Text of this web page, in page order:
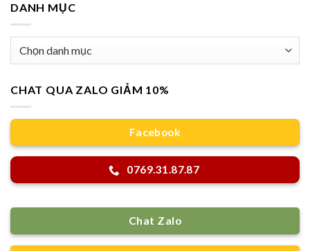
DANH MỤC
CHAT QUA ZALO GIẢM 10%
Facebook
0769.31.87.87
Chat Zalo